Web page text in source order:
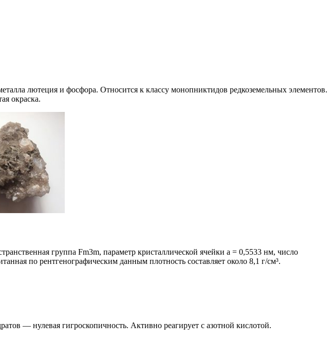
лютеция и фосфора. Относится к классу монопниктидов редкоземельных элементов.
окраска.
группа Fm3m, параметр кристаллической ячейки a = 0,5533 нм, число
по рентгенографическим данным плотность составляет около 8,1 г/см³.
— нулевая гигроскопичность. Активно реагирует с азотной кислотой.